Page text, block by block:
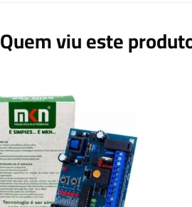
Quem viu este